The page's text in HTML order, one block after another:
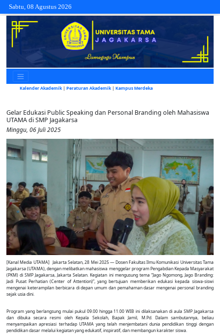
Sabtu, 08 Agustus 2026
Kalender Akademik| Peraturan Akademik| Kampus Merdeka
Gelar Edukasi Public Speaking dan Personal Branding oleh Mahasiswa
UTAMA di SMP Jagakarsa
Minggu, 06 Juli 2025
[Kanal Media UTAMA] Jakarta Selatan, 28 Mei 2025 — Dosen Fakultas Ilmu Komunikasi Universitas Tama
Jagakarsa (UTAMA), dengan melibatkan mahasiswa menggelar program Pengabdian Kepada Masyarakat
(PKM) di SMP Jagakarsa, Jakarta Selatan. Kegiatan ini mengusung tema “Jago Ngomong, Jago Branding:
Jadi Pusat Perhatian (Center of Attention)”, yang bertujuan memberikan edukasi kepada siswa-siswi
mengenai keterampilan berbicara di depan umum dan pemahaman dasar mengenai personal branding
sejak usia dini.
Program yang berlangsung mulai pukul 09.00 hingga 11.00 WIB ini dilaksanakan di aula SMP Jagakarsa
dan dibuka secara resmi oleh Kepala Sekolah, Bapak Jamil, M.Pd. Dalam sambutannya, beliau
menyampaikan apresiasi terhadap UTAMA yang telah menjembatani dunia pendidikan tinggi dengan
pendidikan dasar melalui kegiatan yang edukatif, inspiratif, dan membangun karakter siswa.